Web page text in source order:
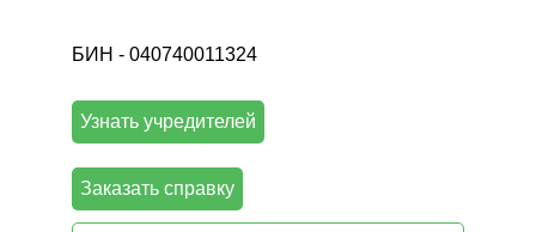
БИН - 040740011324
Узнать учредителей
Заказать справку